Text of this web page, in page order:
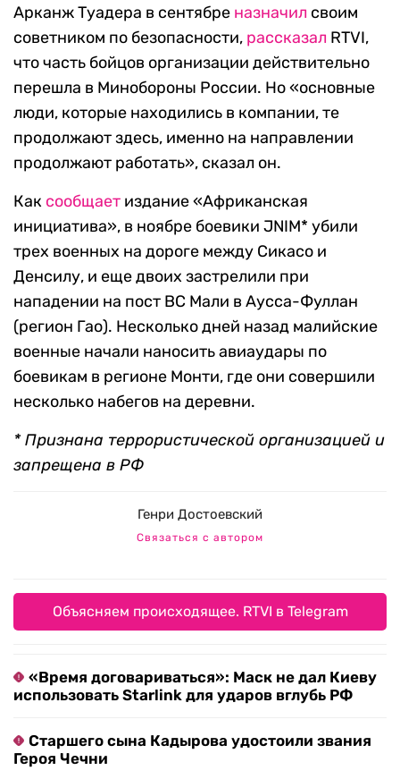
Арканж Туадера в сентябре назначил своим
советником по безопасности, рассказал RTVI,
что часть бойцов организации действительно
перешла в Минобороны России. Но «основные
люди, которые находились в компании, те
продолжают здесь, именно на направлении
продолжают работать», сказал он.
Как сообщает издание «Африканская
инициатива», в ноябре боевики JNIM* убили
трех военных на дороге между Сикасо и
Денсилу, и еще двоих застрелили при
нападении на пост ВС Мали в Аусса-Фуллан
(регион Гао). Несколько дней назад малийские
военные начали наносить авиаудары по
боевикам в регионе Монти, где они совершили
несколько набегов на деревни.
* Признана террористической организацией и
запрещена в РФ
Генри Достоевский
Связаться с автором
Объясняем происходящее. RTVI в Telegram
«Время договариваться»: Маск не дал Киеву
использовать Starlink для ударов вглубь РФ
Старшего сына Кадырова удостоили звания
Героя Чечни